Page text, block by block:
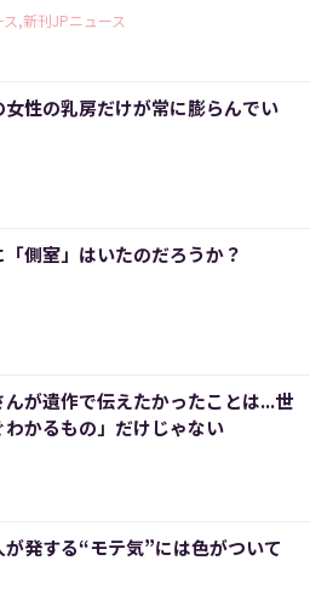
,新刊JPニュース
性の乳房だけが常に膨らんでい
側室」はいたのだろうか？
が遺作で伝えたかったことは...世
わかるもの」だけじゃない
が発する“モテ気”には色がついて